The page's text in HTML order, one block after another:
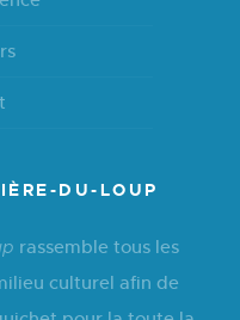
DU-LOUP
rassemble tous les
culturel afin de